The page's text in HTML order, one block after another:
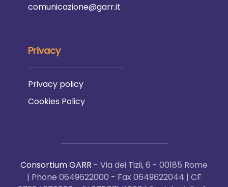
comunicazione@garr.it
Privacy
Privacy policy
Cookies Policy
Consortium GARR - Via dei Tizii, 6 - 00185 Rome
| Phone 0649622000 - Fax 0649622044 | CF